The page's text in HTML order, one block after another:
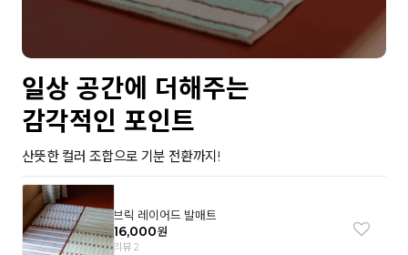
일상 공간에 더해주는
감각적인 포인트
산뜻한 컬러 조합으로 기분 전환까지!
브릭 레이어드 발매트
16,000원
리뷰 2